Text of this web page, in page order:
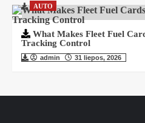
AUTO
What Makes Fleet Fuel
Tracking Control
admin 31 liepos, 2026